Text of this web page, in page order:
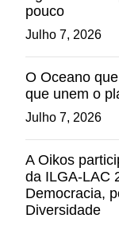
pouco
Julho 7, 2026
O Oceano
que unem o
Julho 7, 2026
A Oikos
da ILGA-LAC
Democracia,
Diversidade